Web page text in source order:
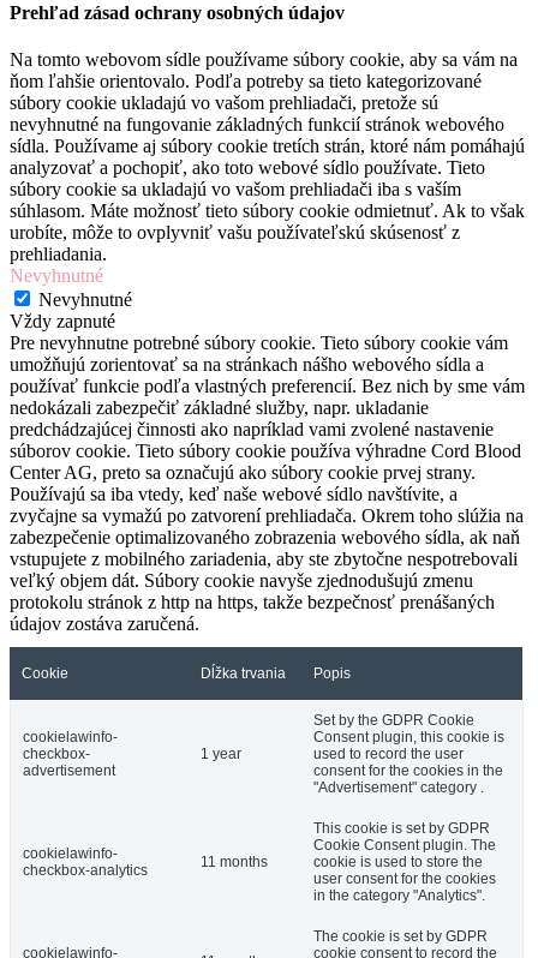
Prehľad zásad ochrany osobných údajov
Na tomto webovom sídle používame súbory cookie, aby sa vám na
ňom ľahšie orientovalo. Podľa potreby sa tieto kategorizované
súbory cookie ukladajú vo vašom prehliadači, pretože sú
nevyhnutné na fungovanie základných funkcií stránok webového
sídla. Používame aj súbory cookie tretích strán, ktoré nám pomáhajú
analyzovať a pochopiť, ako toto webové sídlo používate. Tieto
súbory cookie sa ukladajú vo vašom prehliadači iba s vaším
súhlasom. Máte možnosť tieto súbory cookie odmietnuť. Ak to však
urobíte, môže to ovplyvniť vašu používateľskú skúsenosť z
prehliadania.
Nevyhnutné
Nevyhnutné
Vždy zapnuté
Pre nevyhnutne potrebné súbory cookie. Tieto súbory cookie vám
umožňujú zorientovať sa na stránkach nášho webového sídla a
používať funkcie podľa vlastných preferencií. Bez nich by sme vám
nedokázali zabezpečiť základné služby, napr. ukladanie
predchádzajúcej činnosti ako napríklad vami zvolené nastavenie
súborov cookie. Tieto súbory cookie používa výhradne Cord Blood
Center AG, preto sa označujú ako súbory cookie prvej strany.
Používajú sa iba vtedy, keď naše webové sídlo navštívite, a
zvyčajne sa vymažú po zatvorení prehliadača. Okrem toho slúžia na
zabezpečenie optimalizovaného zobrazenia webového sídla, ak naň
vstupujete z mobilného zariadenia, aby ste zbytočne nespotrebovali
veľký objem dát. Súbory cookie navyše zjednodušujú zmenu
protokolu stránok z http na https, takže bezpečnosť prenášaných
údajov zostáva zaručená.
Cookie Dĺžka trvania Popis
cookielawinfo-
checkbox-
advertisement
1 year
Set by the GDPR Cookie
Consent plugin, this cookie is
used to record the user
consent for the cookies in the
"Advertisement" category .
cookielawinfo-
checkbox-analytics
11 months
This cookie is set by GDPR
Cookie Consent plugin. The
cookie is used to store the
user consent for the cookies
in the category "Analytics".
cookielawinfo-
The cookie is set by GDPR
cookie consent to record the